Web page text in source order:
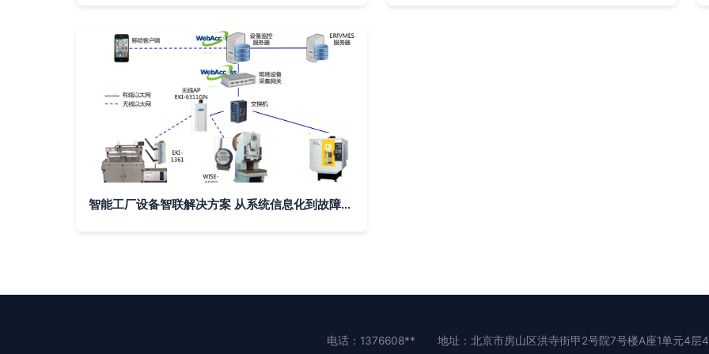
智能工厂设备智联解决方案 从系统信息化到故障预警的全面升级
电话：1376608** 地址：北京市房山区洪寺街甲2号院7号楼A座1单元4层